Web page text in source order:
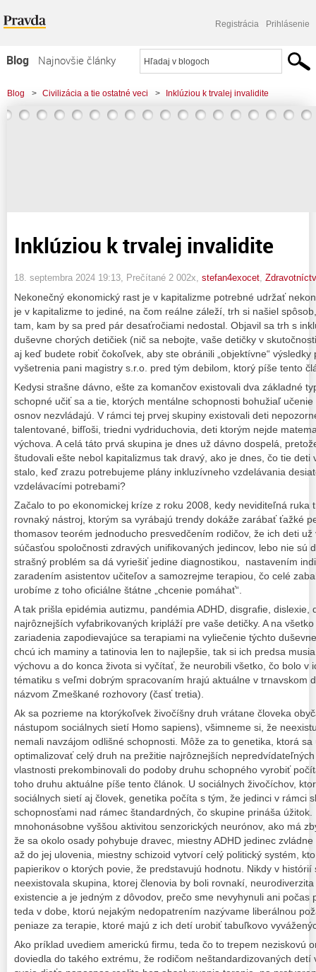
Registrácia Prihlásenie
Blog
Najnovšie články
Najčítanejšie články
Najkomentovanejšie články
Blog > Civilizácia a tie ostatné veci > Inklúziou k trvalej invalidite
Inklúziou k trvalej invalidite
18. septembra 2024 19:13 , Prečítané 2 002x, stefan4exocet
Nekonečný ekonomický rast je v kapitalizme potrebné udržať
je v kapitalizme to jediné, na čom reálne záleží, trh si našiel
tam, kam by sa pred pár desaťročiami nedostal. Objavil sa trh s
duševne chorých detičiek (nič sa nebojte, vaše detičky v
aj keď budete robiť čokoľvek, aby ste obránili „objektívne“ výsledky
vyšetrenia pani magistry s.r.o. pred tým debilom, ktorý píše tento
Kedysi strašne dávno, ešte za komančov existovali dva základné
schopné učiť sa a tie, ktorých mentálne schopnosti bohužiaľ
osnov nezvládajú. V rámci tej prvej skupiny existovali deti
talentované, bifľoši, triedni vydriduchovia, deti ktorým nejde
výchova. A celá táto prvá skupina je dnes už dávno dospelá,
študovali ešte nebol kapitalizmus tak dravý, ako je dnes, čo tie deti
stalo, keď zrazu potrebujeme plány inkluzívneho vzdelávania
vzdelávacími potrebami?
Začalo to po ekonomickej kríze z roku 2008, kedy neviditeľná ruka
rovnaký nástroj, ktorým sa vyrábajú trendy dokáže zarábať ťažké
thomasov teorém jednoducho presvedčením rodičov, že ich deti
súčasťou spoločnosti zdravých unifikovaných jedincov, lebo nie sú
strašný problém sa dá vyriešiť jedine diagnostikou, nastavením
zaradením asistentov učiteľov a samozrejme terapiou, čo celé
urobíme z toho oficiálne štátne „chcenie pomáhať“.
A tak prišla epidémia autizmu, pandémia ADHD, disgrafie, dislexie,
najrôznejších vyfabrikovaných kripláží pre vaše detičky. A na
zariadenia zapodievajúce sa terapiami na vyliečenie týchto
chcú ich maminy a tatinovia len to najlepšie, tak si ich predsa
výchovu a do konca života si vyčítať, že neurobili všetko, čo bolo v
tématiku s veľmi dobrým spracovaním hrajú aktuálne v trnavskom
názvom Zmeškané rozhovory (časť tretia).
Ak sa pozrieme na ktorýkoľvek živočíšny druh vrátane človeka
nástupom sociálnych sietí Homo sapiens), všimneme si, že
nemali navzájom odlišné schopnosti. Môže za to genetika, ktorá
optimalizovať celý druh na prežitie najrôznejších
vlastnosti prekombinovali do podoby druhu schopného vyrobiť
toho druhu aktuálne píše tento článok. U sociálnych živočíchov,
sociálnych sietí aj človek, genetika počíta s tým, že jedinci v rámci
schopnosťami nad rámec štandardných, čo skupine prináša
mnohonásobne vyššou aktivitou senzorických neurónov, ako má
že sa okolo osady pohybuje dravec, miestny ADHD jedinec
až do jej ulovenia, miestny schizoid vytvorí celý politický systém,
papierikov o ktorých povie, že predstavujú hodnotu. Nikdy v histórií
neexistovala skupina, ktorej členovia by boli rovnakí,
existencie a je jedným z dôvodov, prečo sme nevyhynuli ani počas
teda v dobe, ktorú nejakým nedopatrením nazývame liberálnou
peniaze za terapie, ktoré majú z ich detí urobiť tabuľkovo
Ako príklad uvediem americkú firmu, teda čo to trepem neziskovú
doviedla do takého extrému, že rodičom neštandardizovaných